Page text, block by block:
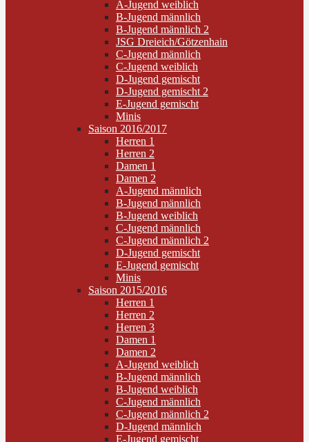
A-Jugend weiblich
B-Jugend männlich
B-Jugend männlich 2
JSG Dreieich/Götzenhain
C-Jugend männlich
C-Jugend weiblich
D-Jugend gemischt
D-Jugend gemischt 2
E-Jugend gemischt
Minis
Saison 2016/2017
Herren 1
Herren 2
Damen 1
Damen 2
A-Jugend männlich
B-Jugend männlich
B-Jugend weiblich
C-Jugend männlich
C-Jugend männlich 2
D-Jugend gemischt
E-Jugend gemischt
Minis
Saison 2015/2016
Herren 1
Herren 2
Herren 3
Damen 1
Damen 2
A-Jugend weiblich
B-Jugend männlich
B-Jugend weiblich
C-Jugend männlich
C-Jugend männlich 2
D-Jugend männlich
E-Jugend gemischt